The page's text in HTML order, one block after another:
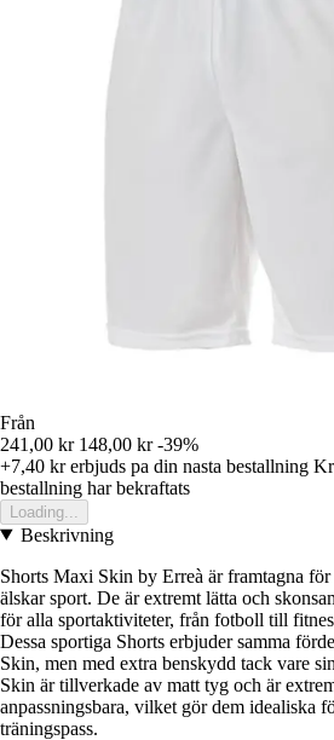
Från
241,00 kr 148,00 kr -39%
+7,40 krerbjuds pa din nasta bestallning
bestallning har bekraftats
Loading...
Beskrivning
Shorts Maxi Skin by Erreà är framtagna
älskar sport. De är extremt lätta och
för alla sportaktiviteter, från fotboll till
Dessa sportiga Shorts erbjuder samma
Skin, men med extra benskydd tack vare
Skin är tillverkade av matt tyg och är
anpassningsbara, vilket gör dem idealiska
träningspass.